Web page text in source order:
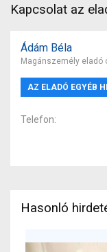
Kapcsolat az
Ádám Béla
Magánszemély eladó
AZ ELADÓ EGYÉB
Telefon
Hasonló